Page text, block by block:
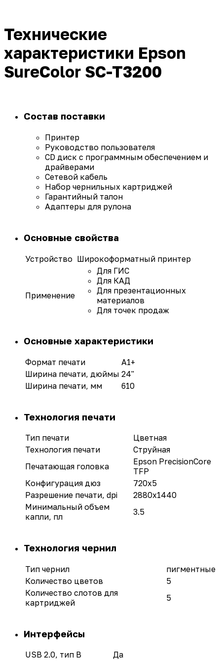
Технические
характеристики Epson
SureColor SC-T3200
Состав поставки
Принтер
Руководство пользователя
CD диск с программным обеспечением и
драйверами
Сетевой кабель
Набор чернильных картриджей
Гарантийный талон
Адаптеры для рулона
Основные свойства
Устройство Широкоформатный принтер
Применение
Для ГИС
Для КАД
Для презентационных
материалов
Для точек продаж
Основные характеристики
Формат печати
A1+
Ширина печати, дюймы 24"
Ширина печати, мм
610
Технология печати
Тип печати
Цветная
Технология печати
Струйная
Печатающая головка
Epson PrecisionCore
TFP
Конфигурация дюз
720x5
Разрешение печати, dpi
2880x1440
Минимальный объем
капли, пл
3.5
Технология чернил
Тип чернил
пигментные
Количество цветов
5
Количество слотов для
картриджей
5
Интерфейсы
USB 2.0, тип B
Да